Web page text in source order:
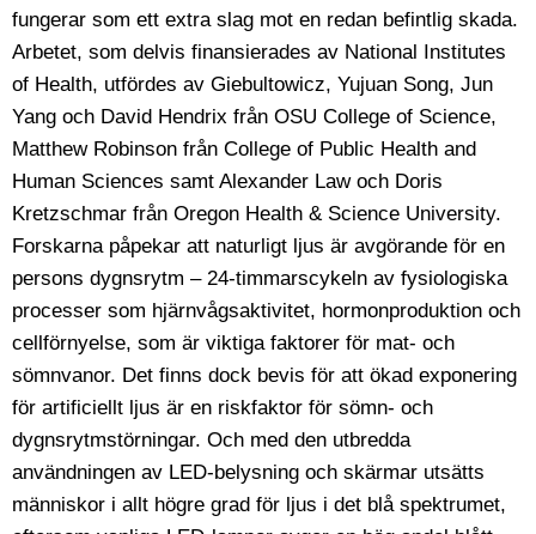
fungerar som ett extra slag mot en redan befintlig skada.
Arbetet, som delvis finansierades av National Institutes
of Health, utfördes av Giebultowicz, Yujuan Song, Jun
Yang och David Hendrix från OSU College of Science,
Matthew Robinson från College of Public Health and
Human Sciences samt Alexander Law och Doris
Kretzschmar från Oregon Health & Science University.
Forskarna påpekar att naturligt ljus är avgörande för en
persons dygnsrytm – 24-timmarscykeln av fysiologiska
processer som hjärnvågsaktivitet, hormonproduktion och
cellförnyelse, som är viktiga faktorer för mat- och
sömnvanor. Det finns dock bevis för att ökad exponering
för artificiellt ljus är en riskfaktor för sömn- och
dygnsrytmstörningar. Och med den utbredda
användningen av LED-belysning och skärmar utsätts
människor i allt högre grad för ljus i det blå spektrumet,